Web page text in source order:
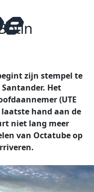
zijn stempel te
Het
(UTE
hand aan de
niet lang meer
van Octatube op